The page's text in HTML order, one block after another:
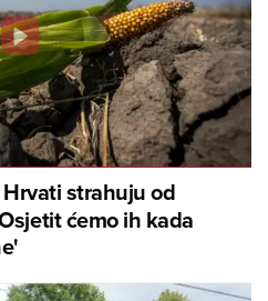
Hrvati strahuju od
ćemo ih kada